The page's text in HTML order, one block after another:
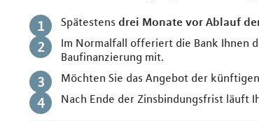
Spätestens drei Monate vor Ablauf
Im Normalfall offeriert die Bank Ihnen
Baufinanzierung mit.
Möchten Sie das Angebot der
Nach Ende der Zinsbindungsfrist läuft